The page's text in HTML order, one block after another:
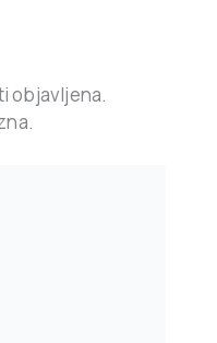
objavljena.